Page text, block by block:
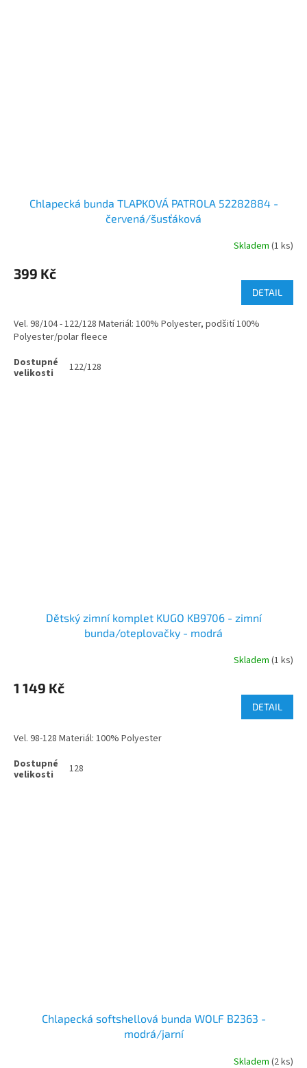
Chlapecká bunda TLAPKOVÁ PATROLA 52282884 -
červená/šusťáková
Skladem (1 ks)
399 Kč
DETAIL
Vel. 98/104 - 122/128 Materiál: 100% Polyester, podšití 100%
Polyester/polar fleece
122/128
Dětský zimní komplet KUGO KB9706 - zimní
bunda/oteplovačky - modrá
Skladem (1 ks)
1 149 Kč
DETAIL
Vel. 98-128 Materiál: 100% Polyester
128
Chlapecká softshellová bunda WOLF B2363 -
modrá/jarní
Skladem (2 ks)